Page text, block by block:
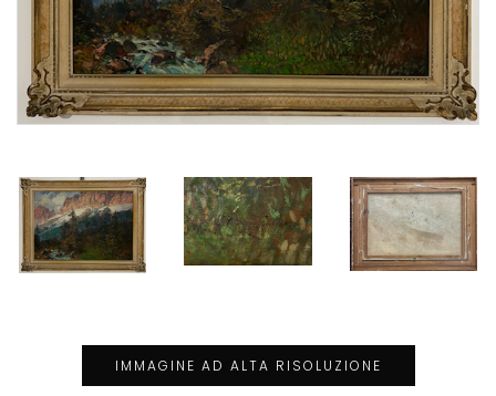
IMMAGINE AD ALTA RISOLUZIONE